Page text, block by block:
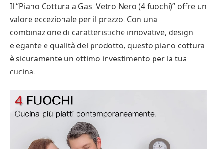
Il “Piano Cottura a Gas, Vetro Nero (4 fuochi)” offre un
valore eccezionale per il prezzo. Con una
combinazione di caratteristiche innovative, design
elegante e qualità del prodotto, questo piano cottura
è sicuramente un ottimo investimento per la tua
cucina.